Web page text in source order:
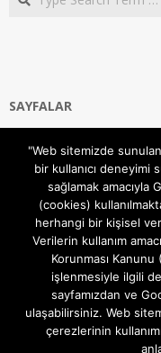
SAYFALAR
Gizlilik ve Çerezler
Hakkımızda
İletişim Kanalları
MODEM KURULUM
TEKNİK DESTEK
TELEVİZYON SİSTEMLERİ
"Web sitemizde
bir kullanıcı deneyimi
sağlamak amacıyla
(cookies)
herhangi bir kişisel
Verilerin kullanım
Korunması
işlenmesiyle ilgili
sayfamızdan ve
ulaşabilirsiniz. Web
çerezlerinin